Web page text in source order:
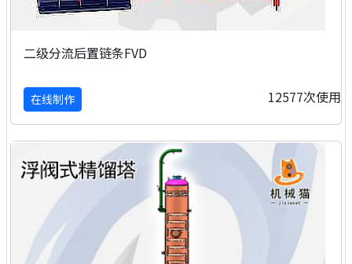
二级分流后置链条FVD
在线制作 12577次使用